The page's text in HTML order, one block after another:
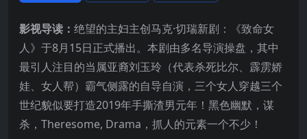
影视导读： 绝望的主妇主创马克·切瑞新剧：《致命女
人》于8月15日正式播出。本剧由多名导演操盘，其中
最引人注目的当属亚裔刘玉玲（代表杀死比尔、霹雳娇
娃、女人帮）霸气侧露的自导自演，三个女人穿越三个
世纪貌似要打造2019年手撕渣男元年！黑色幽默，谋
杀，Theresome, Drama，抓人的元素一个不少！